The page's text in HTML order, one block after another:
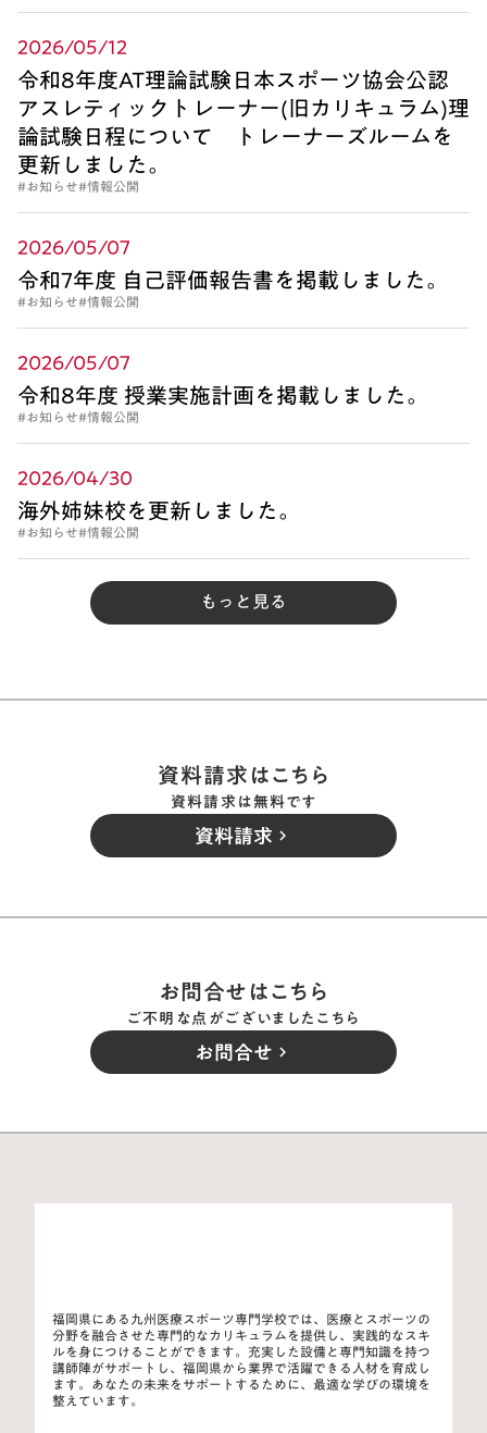
2026/05/12
令和8年度AT理論試験日本スポーツ協会公認
アスレティックトレーナー(旧カリキュラム)理
論試験日程について トレーナーズルームを
更新しました。
#お知らせ#情報公開
2026/05/07
令和7年度 自己評価報告書を掲載しました。
#お知らせ#情報公開
2026/05/07
令和8年度 授業実施計画を掲載しました。
#お知らせ#情報公開
2026/04/30
海外姉妹校を更新しました。
#お知らせ#情報公開
もっと見る
資料請求はこちら
資料請求は無料です
資料請求 keyboard_arrow_right
お問合せはこちら
ご不明な点がございましたこちら
お問合せ keyboard_arrow_right
福岡県にある九州医療スポーツ専門学校では、医療とスポーツの
分野を融合させた専門的なカリキュラムを提供し、実践的なスキ
ルを身につけることができます。充実した設備と専門知識を持つ
講師陣がサポートし、福岡県から業界で活躍できる人材を育成し
ます。あなたの未来をサポートするために、最適な学びの環境を
整えています。